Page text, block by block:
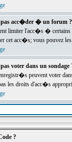
pas acc�der � un forum ?
limiter l'acc�s � certains
cet acc�s; vous pouvez
voter dans un sondage
peuvent voter
les droits d'acc�s
?